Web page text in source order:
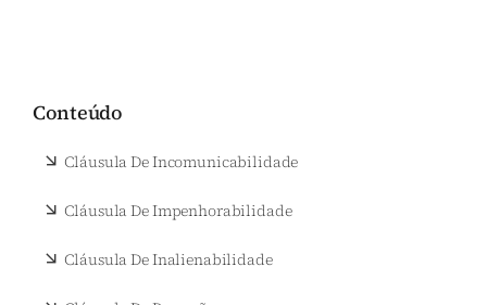
Conteúdo
Cláusula De Incomunicabilidade
Cláusula De Impenhorabilidade
Cláusula De Inalienabilidade